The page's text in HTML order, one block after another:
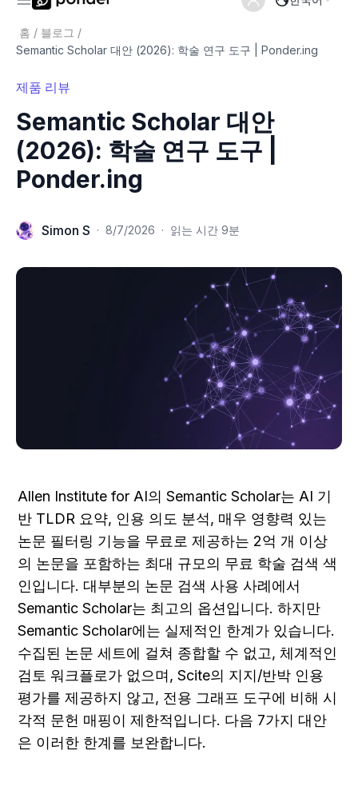
홈 / 블로그 /
Semantic Scholar 대안 (2026): 학술 연구 도구 | Ponder.ing
제품 리뷰
Semantic Scholar 대안
(2026): 학술 연구 도구 |
Ponder.ing
Simon S · 8/7/2026 · 읽는 시간 9분
Allen Institute for AI의 Semantic Scholar는 AI 기
반 TLDR 요약, 인용 의도 분석, 매우 영향력 있는
논문 필터링 기능을 무료로 제공하는 2억 개 이상
의 논문을 포함하는 최대 규모의 무료 학술 검색 색
인입니다. 대부분의 논문 검색 사용 사례에서
Semantic Scholar는 최고의 옵션입니다. 하지만
Semantic Scholar에는 실제적인 한계가 있습니다.
수집된 논문 세트에 걸쳐 종합할 수 없고, 체계적인
검토 워크플로가 없으며, Scite의 지지/반박 인용
평가를 제공하지 않고, 전용 그래프 도구에 비해 시
각적 문헌 매핑이 제한적입니다. 다음 7가지 대안
은 이러한 한계를 보완합니다.